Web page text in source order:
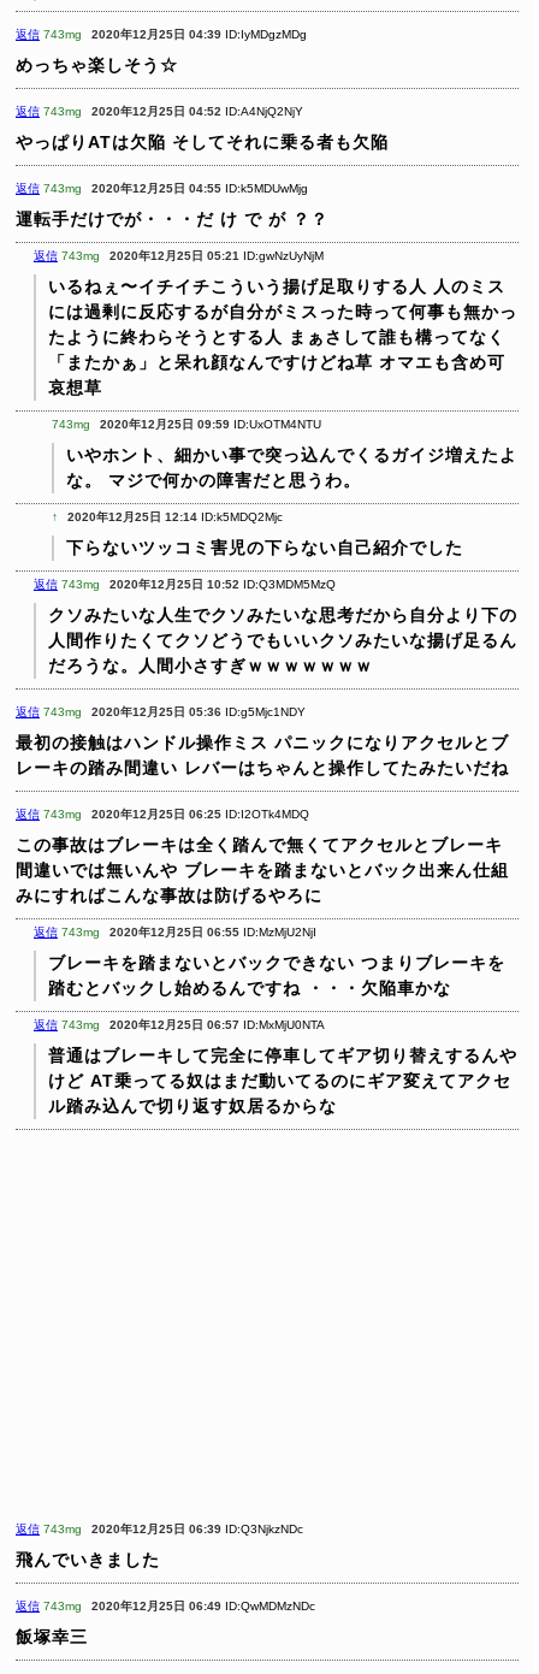
返信 743mg 2020年12月25日 04:39 ID:IyMDgzMDg
めっちゃ楽しそう☆
返信 743mg 2020年12月25日 04:52 ID:A4NjQ2NjY
やっぱりATは欠陥 そしてそれに乗る者も欠陥
返信 743mg 2020年12月25日 04:55 ID:k5MDUwMjg
運転手だけでが・・・だ け で が ？？
返信 743mg 2020年12月25日 05:21 ID:gwNzUyNjM
いるねぇ〜イチイチこういう揚げ足取りする人
人のミス
には過剰に反応するが自分がミスった時って何事も無かっ
たように終わらそうとする人
まぁさして誰も構ってなく
「またかぁ」と呆れ顔なんですけどね草 オマエも含め可
哀想草
743mg 2020年12月25日 09:59 ID:UxOTM4NTU
いやホント、細かい事で突っ込んでくるガイジ増えたよ
な。
マジで何かの障害だと思うわ。
↑ 2020年12月25日 12:14 ID:k5MDQ2Mjc
下らないツッコミ害児の下らない自己紹介でした
返信 743mg 2020年12月25日 10:52 ID:Q3MDM5MzQ
クソみたいな人生でクソみたいな思考だから自分より下の
人間作りたくてクソどうでもいいクソみたいな揚げ足るん
だろうな。人間小さすぎｗｗｗｗｗｗｗ
返信 743mg 2020年12月25日 05:36 ID:g5Mjc1NDY
最初の接触はハンドル操作ミス パニックになりアクセルとブ
レーキの踏み間違い レバーはちゃんと操作してたみたいだね
返信 743mg 2020年12月25日 06:25 ID:I2OTk4MDQ
この事故はブレーキは全く踏んで無くてアクセルとブレーキ
間違いでは無いんや ブレーキを踏まないとバック出来ん仕組
みにすればこんな事故は防げるやろに
返信 743mg 2020年12月25日 06:55 ID:MzMjU2NjI
ブレーキを踏まないとバックできない つまりブレーキを
踏むとバックし始めるんですね ・・・欠陥車かな
返信 743mg 2020年12月25日 06:57 ID:MxMjU0NTA
普通はブレーキして完全に停車してギア切り替えするんや
けど AT乗ってる奴はまだ動いてるのにギア変えてアクセ
ル踏み込んで切り返す奴居るからな
返信 743mg 2020年12月25日 06:39 ID:Q3NjkzNDc
飛んでいきました
返信 743mg 2020年12月25日 06:49 ID:QwMDMzNDc
飯塚幸三